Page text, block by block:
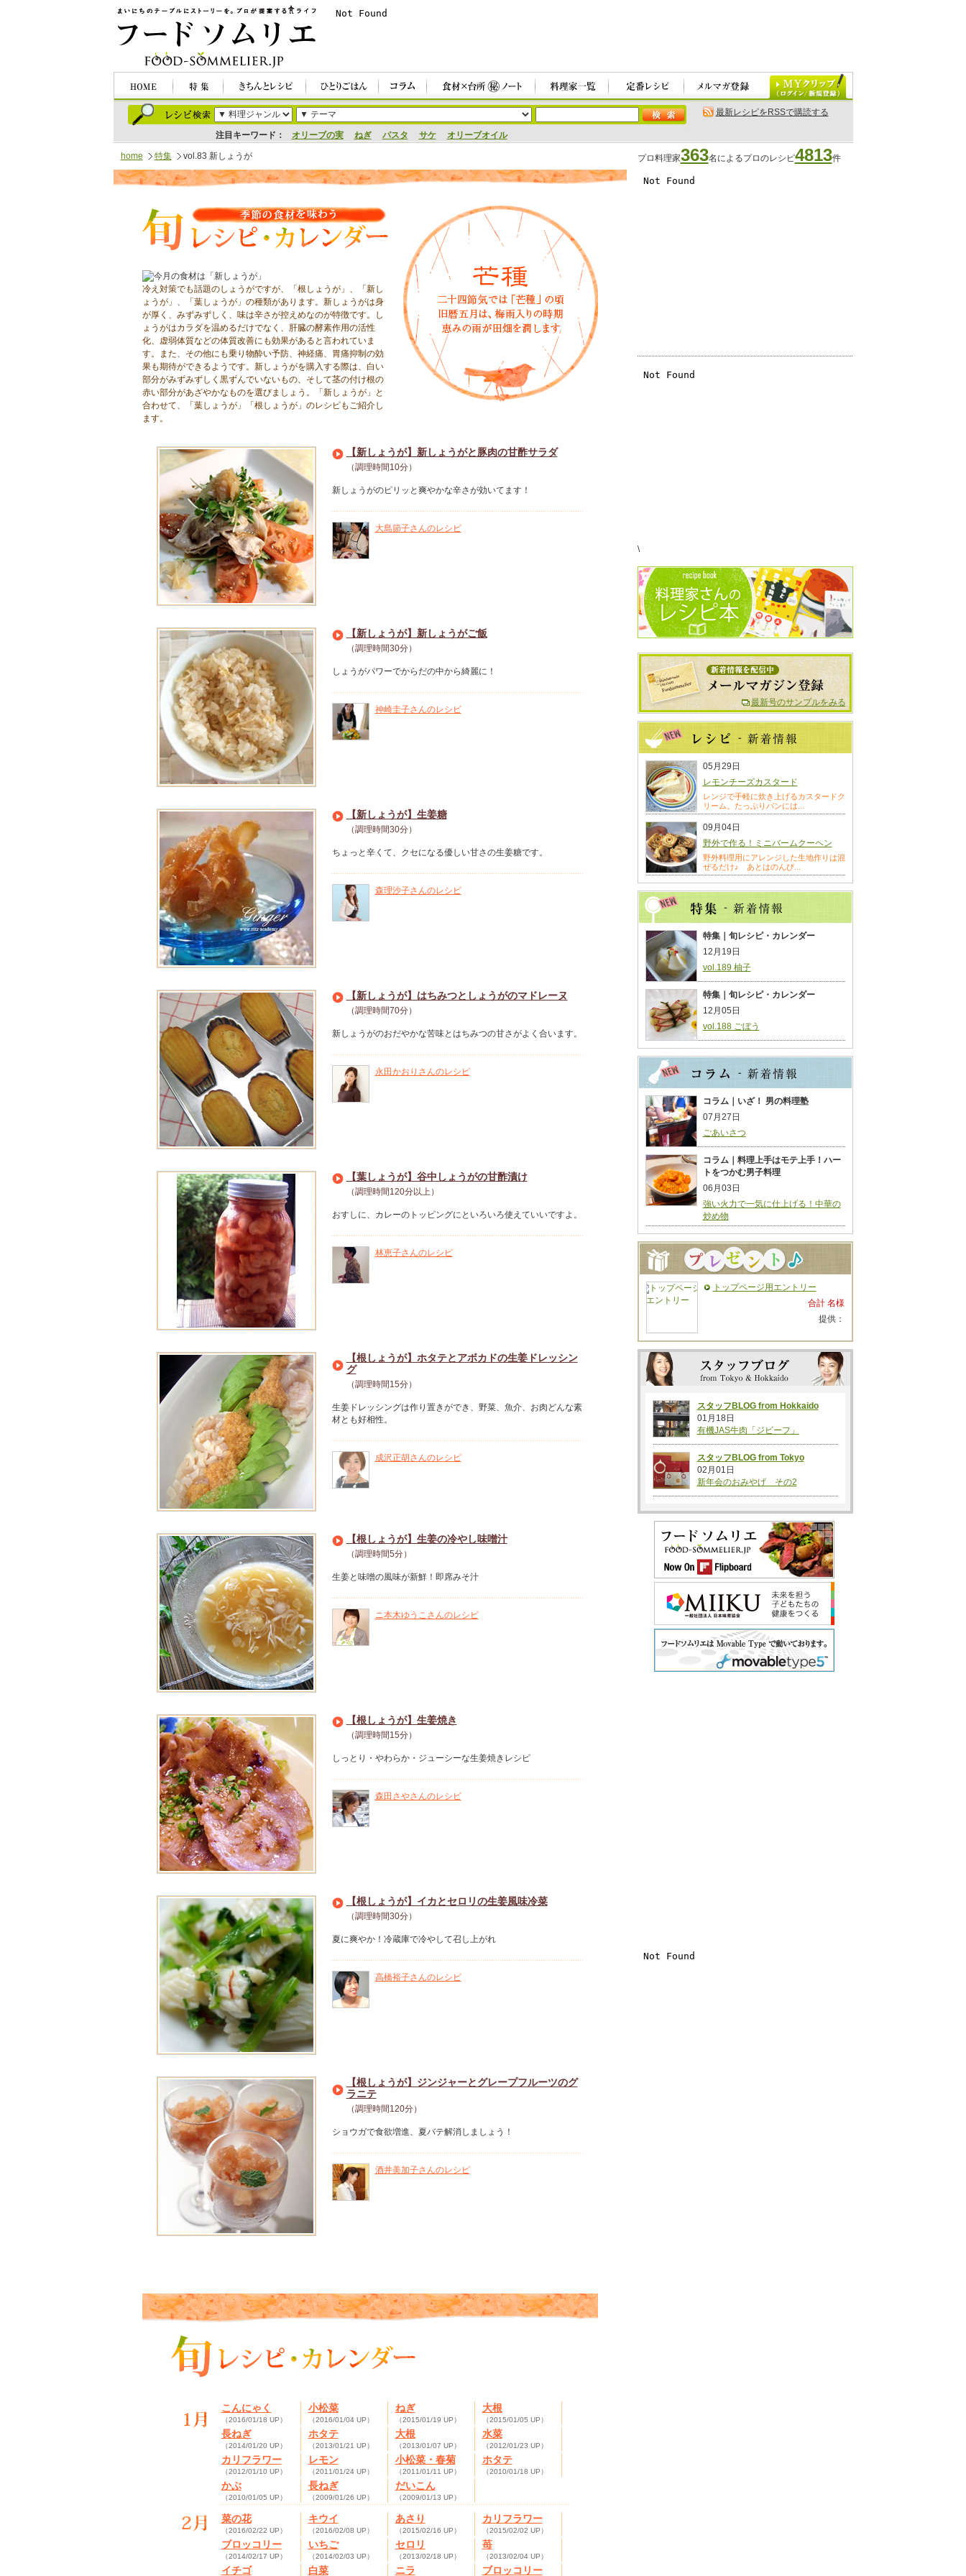
注目キーワード： オリーブの実 ねぎ パスタ サケ オリーブオイル
最新レシピをRSSで購読する
home 特集 vol.83 新しょうが プロ料理家363名によるプロのレシピ4813件
冷え対策でも話題のしょうがですが、「根しょうが」、「新し
ょうが」、「葉しょうが」の種類があります。新しょうがは身
が厚く、みずみずしく、味は辛さが控えめなのが特徴です。し
ょうがはカラダを温めるだけでなく、肝臓の酵素作用の活性
化、虚弱体質などの体質改善にも効果があると言われていま
す。また、その他にも乗り物酔い予防、神経痛、胃痛抑制の効
果も期待ができるようです。新しょうがを購入する際は、白い
部分がみずみずしく黒ずんでいないもの、そして茎の付け根の
赤い部分があざやかなものを選びましょう。「新しょうが」と
合わせて、「葉しょうが」「根しょうが」のレシピもご紹介し
ます。
【新しょうが】新しょうがと豚肉の甘酢サラダ
（調理時間10分）
新しょうがのピリッと爽やかな辛さが効いてます！
大島節子さんのレシピ
【新しょうが】新しょうがご飯
（調理時間30分）
しょうがパワーでからだの中から綺麗に！
神崎圭子さんのレシピ
【新しょうが】生姜糖
（調理時間30分）
ちょっと辛くて、クセになる優しい甘さの生姜糖です。
森理沙子さんのレシピ
【新しょうが】はちみつとしょうがのマドレーヌ
（調理時間70分）
新しょうがのおだやかな苦味とはちみつの甘さがよく合います。
永田かおりさんのレシピ
【葉しょうが】谷中しょうがの甘酢漬け
（調理時間120分以上）
おすしに、カレーのトッピングにといろいろ使えていいですよ。
林恵子さんのレシピ
【根しょうが】ホタテとアボカドの生姜ドレッシン
グ
（調理時間15分）
生姜ドレッシングは作り置きができ、野菜、魚介、お肉どんな素
材とも好相性。
成沢正胡さんのレシピ
【根しょうが】生姜の冷やし味噌汁
（調理時間5分）
生姜と味噌の風味が新鮮！即席みそ汁
ニ本木ゆうこさんのレシピ
【根しょうが】生姜焼き
（調理時間15分）
しっとり・やわらか・ジューシーな生姜焼きレシピ
森田さやさんのレシピ
【根しょうが】イカとセロリの生姜風味冷菜
（調理時間30分）
夏に爽やか！冷蔵庫で冷やして召し上がれ
高橋裕子さんのレシピ
【根しょうが】ジンジャーとグレープフルーツのグ
ラニテ
（調理時間120分）
ショウガで食欲増進、夏バテ解消しましょう！
酒井美加子さんのレシピ
こんにゃく
（2016/01/18 UP）
小松菜
（2016/01/04 UP）
ねぎ
（2015/01/19 UP）
大根
（2015/01/05 UP）
長ねぎ
（2014/01/20 UP）
ホタテ
（2013/01/21 UP）
大根
（2013/01/07 UP）
水菜
（2012/01/23 UP）
カリフラワー
（2012/01/10 UP）
レモン
（2011/01/24 UP）
小松菜・春菊
（2011/01/11 UP）
ホタテ
（2010/01/18 UP）
かぶ
（2010/01/05 UP）
長ねぎ
（2009/01/26 UP）
だいこん
（2009/01/13 UP）
菜の花
（2016/02/22 UP）
キウイ
（2016/02/08 UP）
あさり
（2015/02/16 UP）
カリフラワー
（2015/02/02 UP）
ブロッコリー
（2014/02/17 UP）
いちご
（2014/02/03 UP）
セロリ
（2013/02/18 UP）
苺
（2013/02/04 UP）
イチゴ 白菜 ニラ ブロッコリー
\
最新号のサンプルをみる
05月29日
レモンチーズカスタード
レンジで手軽に炊き上げるカスタードク
リーム。たっぷりパンには...
09月04日
野外で作る！ミニバームクーヘン
野外料理用にアレンジした生地作りは混
ぜるだけ♪ あとはのんび...
特集｜旬レシピ・カレンダー
12月19日
vol.189 柚子
特集｜旬レシピ・カレンダー
12月05日
vol.188 ごぼう
コラム｜いざ！ 男の料理塾
07月27日
ごあいさつ
コラム｜料理上手はモテ上手！ハー
トをつかむ男子料理
06月03日
強い火力で一気に仕上げる！中華の
炒め物
トップページ用エントリー
合計 名様
提供：
スタッフBLOG from Hokkaido
01月18日
有機JAS牛肉「ジビーフ」
スタッフBLOG from Tokyo
02月01日
新年会のおみやげ その2